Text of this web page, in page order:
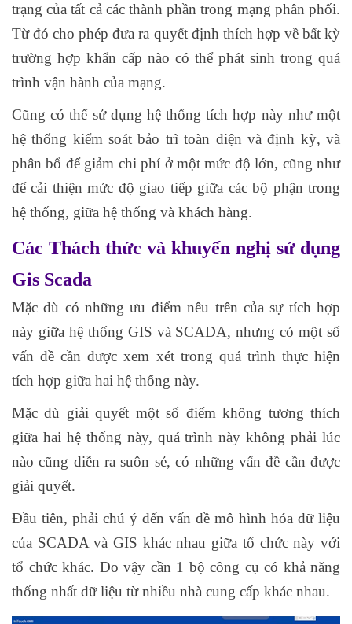
trạng của tất cả các thành phần trong mạng phân phối.
Từ đó cho phép đưa ra quyết định thích hợp về bất kỳ
trường hợp khẩn cấp nào có thể phát sinh trong quá
trình vận hành của mạng.
Cũng có thể sử dụng hệ thống tích hợp này như một
hệ thống kiểm soát bảo trì toàn diện và định kỳ, và
phân bổ để giảm chi phí ở một mức độ lớn, cũng như
để cải thiện mức độ giao tiếp giữa các bộ phận trong
hệ thống, giữa hệ thống và khách hàng.
Các Thách thức và khuyến nghị sử dụng
Gis Scada
Mặc dù có những ưu điểm nêu trên của sự tích hợp
này giữa hệ thống GIS và SCADA, nhưng có một số
vấn đề cần được xem xét trong quá trình thực hiện
tích hợp giữa hai hệ thống này.
Mặc dù giải quyết một số điểm không tương thích
giữa hai hệ thống này, quá trình này không phải lúc
nào cũng diễn ra suôn sẻ, có những vấn đề cần được
giải quyết.
Đầu tiên, phải chú ý đến vấn đề mô hình hóa dữ liệu
của SCADA và GIS khác nhau giữa tổ chức này với
tổ chức khác. Do vậy cần 1 bộ công cụ có khả năng
thống nhất dữ liệu từ nhiều nhà cung cấp khác nhau.